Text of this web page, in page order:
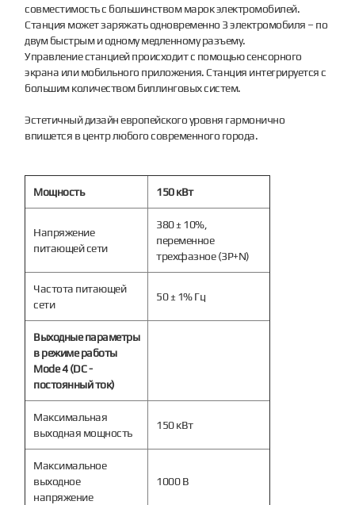
совместимость с большинством марок электромобилей.
Станция может заряжать одновременно 3 электромобиля – по
двум быстрым и одному медленному разъему.
Управление станцией происходит с помощью сенсорного
экрана или мобильного приложения. Станция интегрируется с
большим количеством биллинговых систем.
Эстетичный дизайн европейского уровня гармонично
впишется в центр любого современного города.
Мощность 150 кВт
Напряжение
питающей сети
380 ± 10%,
переменное
трехфазное (3P+N)
Частота питающей
сети
50 ± 1% Гц
Выходные параметры
в режиме работы
Mode 4 (DC -
постоянный ток)
Максимальная
выходная мощность
150 кВт
Максимальное
выходное
напряжение
1000 В